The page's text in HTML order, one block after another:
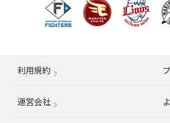
利用規約
運営会社 （別ウィンドウで開く）